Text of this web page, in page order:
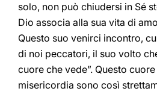
solo, non può chiudersi in Sé
Dio associa alla sua vita di
Questo suo venirci incontro,
di noi peccatori, il suo volto
cuore che vede”. Questo
misericordia sono così